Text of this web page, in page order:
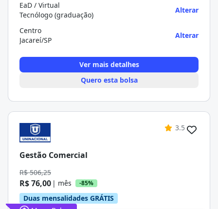
EaD / Virtual
Tecnólogo (graduação)
Alterar
Centro
Jacareí/SP
Alterar
Ver mais detalhes
Quero esta bolsa
3.5
Gestão Comercial
R$ 506,25
R$ 76,00 | mês -85%
Duas mensalidades GRÁTIS